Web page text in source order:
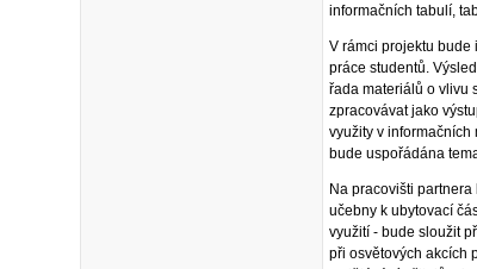
informačních tabulí,
V rámci projektu bude
práce studentů.
řada materiálů o vlivu
zpracovávat jako
využity v
bude uspořádána
Na pracovišti
učebny k ubytovací
využití - bude sloužit
při osvětových akcích